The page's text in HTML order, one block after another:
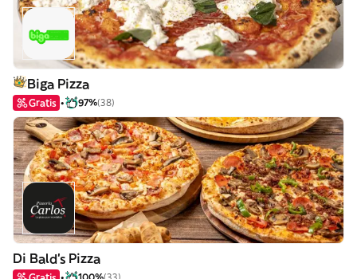
Biga Pizza
Gratis 97%(38)
Di Bald's Pizza